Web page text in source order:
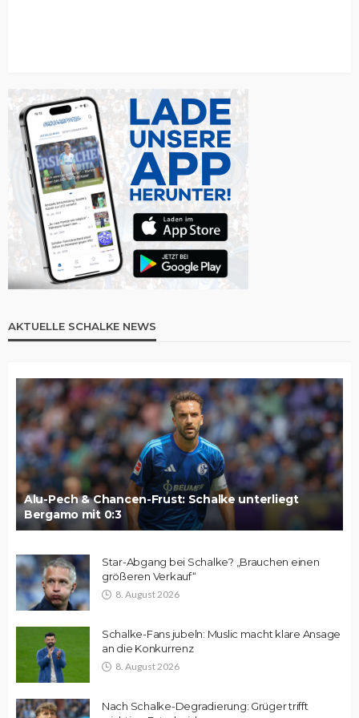
AKTUELLE SCHALKE NEWS
Alu-Pech & Chancen-Frust: Schalke unterliegt
Bergamo mit 0:3
Star-Abgang bei Schalke? „Brauchen einen
größeren Verkauf“
8. August 2026
Schalke-Fans jubeln: Muslic macht klare Ansage
an die Konkurrenz
8. August 2026
Nach Schalke-Degradierung: Grüger trifft